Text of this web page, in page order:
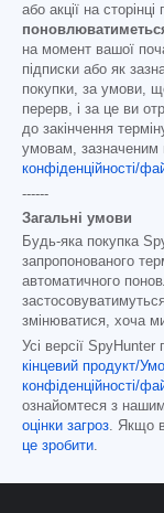
або акції на
на момент вашої
підписки або як
покупки, за умови,
перерв, і за це ви
до закінчення
умовам, зазначеним
конфіденційності/
------
Загальні умови
Будь-яка покупка
запропонованого
автоматичного
змінюватися, хоча
Усі версії
кінцевий продукт/
конфіденційності/
ознайомтеся з
оцінки загроз. Якщо
це зробити.